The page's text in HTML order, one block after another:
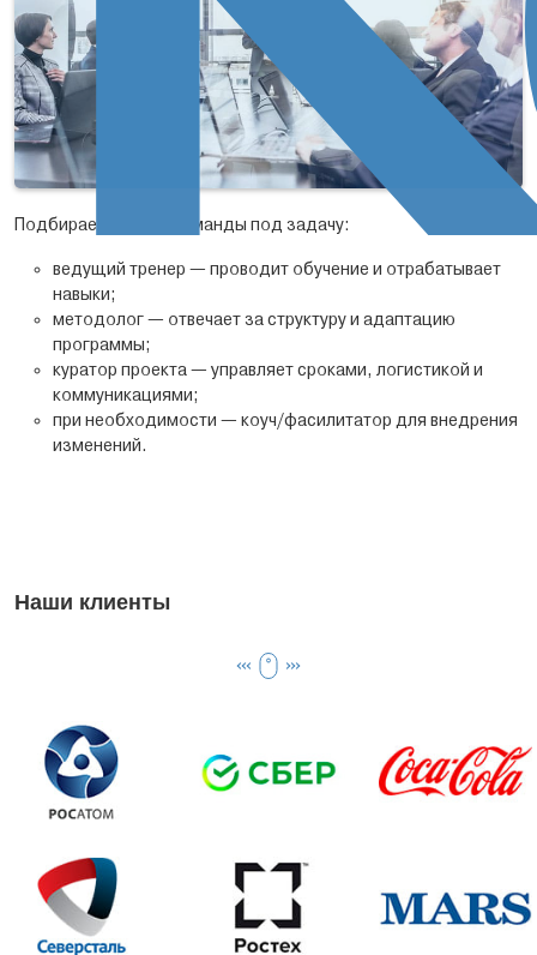
Подбираем состав команды под задачу:
ведущий тренер — проводит обучение и отрабатывает
навыки;
методолог — отвечает за структуру и адаптацию
программы;
куратор проекта — управляет сроками, логистикой и
коммуникациями;
при необходимости — коуч/фасилитатор для внедрения
изменений.
Наши клиенты